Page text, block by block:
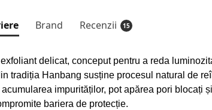
Brand Recenzii 15
delicat, conceput pentru a reda
tradiția Hanbang susține procesul natural de
impurităților, pot apărea pori blocați
bariera de protecție.